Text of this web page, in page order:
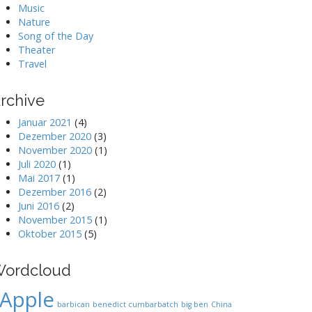
Music
Nature
Song of the Day
Theater
Travel
Januar 2021 (4)
Dezember 2020 (3)
November 2020 (1)
Juli 2020 (1)
Mai 2017 (1)
Dezember 2016 (2)
Juni 2016 (2)
November 2015 (1)
Oktober 2015 (5)
barbican benedict cumbarbatch big ben China